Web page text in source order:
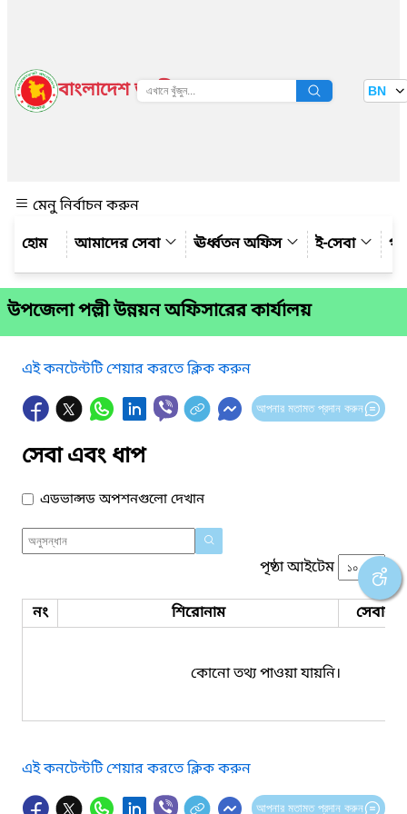
বাংলাদেশ জাতীয় তথ্য বাতায়ন BN
মেনু নির্বাচন করুন
আমাদের সেবা
ঊর্ধ্বতন অফিস ই-সেবা
উপজেলা পল্লী উন্নয়ন অফিসারের কার্যালয়
এই কনটেন্টটি শেয়ার করতে ক্লিক করুন
আপনার মতামত প্রদান করুন
সেবা এবং ধাপ
এডভান্সড অপশনগুলো দেখান
পৃষ্ঠা আইটেম
নং শিরোনাম সেবার
কোনো তথ্য পাওয়া যায়নি।
এই কনটেন্টটি শেয়ার করতে ক্লিক করুন
আপনার মতামত প্রদান করুন